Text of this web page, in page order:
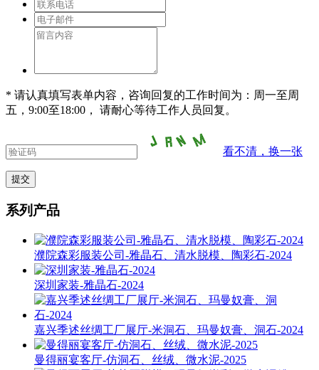
* 请认真填写表单内容，咨询回复的工作时间为：周一至周
五，9:00至18:00， 请耐心等待工作人员回复。
看不清，换一张
系列产品
濮院森彩服装公司-雅晶石、清水脱模、陶彩石-2024
深圳家装-雅晶石-2024
嘉兴季述丝绸工厂展厅-米洞石、玛曼奴膏、洞石-2024
曼得丽宴客厅-仿洞石、丝绒、微水泥-2025